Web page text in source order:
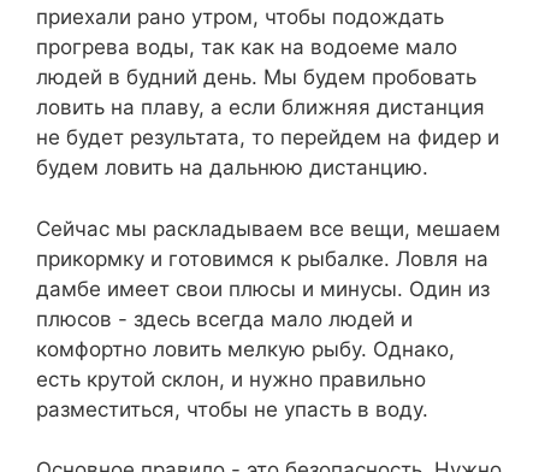
приехали рано утром, чтобы подождать
прогрева воды, так как на водоеме мало
людей в будний день. Мы будем пробовать
ловить на плаву, а если ближняя дистанция
не будет результата, то перейдем на фидер и
будем ловить на дальнюю дистанцию.
Сейчас мы раскладываем все вещи, мешаем
прикормку и готовимся к рыбалке. Ловля на
дамбе имеет свои плюсы и минусы. Один из
плюсов - здесь всегда мало людей и
комфортно ловить мелкую рыбу. Однако,
есть крутой склон, и нужно правильно
разместиться, чтобы не упасть в воду.